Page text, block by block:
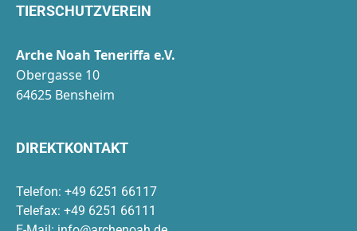
TIERSCHUTZVEREIN
Arche Noah Teneriffa e.V.
Obergasse 10
64625 Bensheim
DIREKTKONTAKT
Telefon: +49 6251 66117
Telefax: +49 6251 66111